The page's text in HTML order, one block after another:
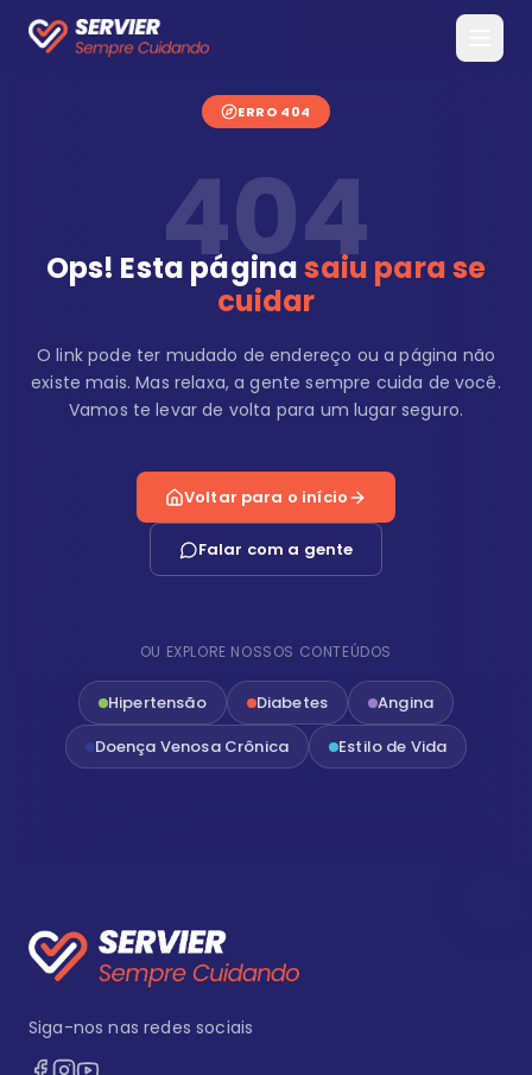
ERRO 404
404
Ops! Esta páginasaiu para se
cuidar
O link pode ter mudado de endereço ou a página não
existe mais. Mas relaxa, a gente sempre cuida de você.
Vamos te levar de volta para um lugar seguro.
Voltar para o início
Falar com a gente
OU EXPLORE NOSSOS CONTEÚDOS
Hipertensão Diabetes
Angina
Doença Venosa Crônica
Estilo de Vida
Siga-nos nas redes sociais